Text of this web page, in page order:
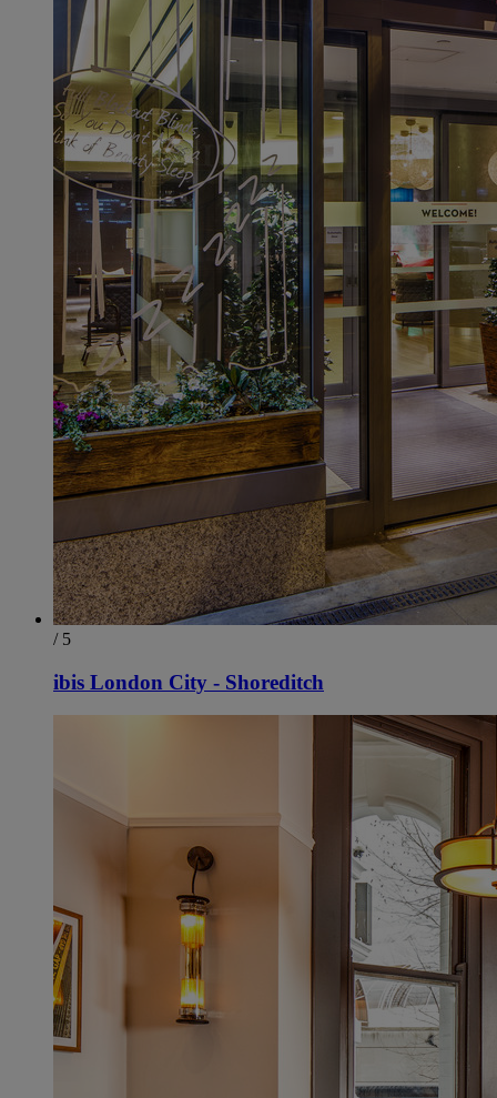
/ 5
ibis London City - Shoreditch